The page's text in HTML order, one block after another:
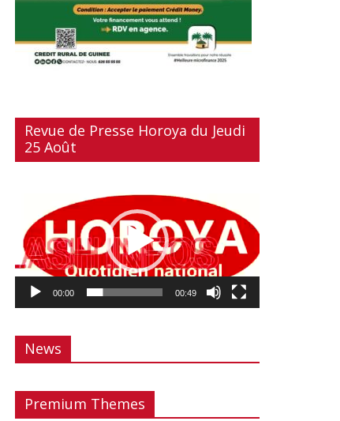
Revue de Presse Horoya du Jeudi
25 Août
00:00 00:49
News
Premium Themes